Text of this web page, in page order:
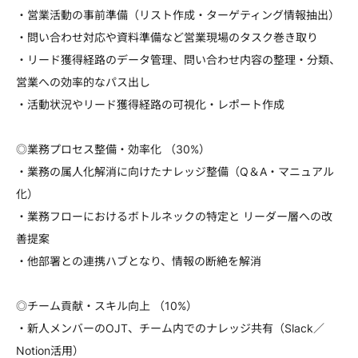
・営業活動の事前準備（リスト作成・ターゲティング情報抽出）
・問い合わせ対応や資料準備など営業現場のタスク巻き取り
・リード獲得経路のデータ管理、問い合わせ内容の整理・分類、
営業への効率的なパス出し
・活動状況やリード獲得経路の可視化・レポート作成
◎業務プロセス整備・効率化 （30%）
・業務の属人化解消に向けたナレッジ整備（Q＆A・マニュアル
化）
・業務フローにおけるボトルネックの特定と リーダー層への改
善提案
・他部署との連携ハブとなり、情報の断絶を解消
◎チーム貢献・スキル向上 （10%）
・新人メンバーのOJT、チーム内でのナレッジ共有（Slack／
Notion活用）